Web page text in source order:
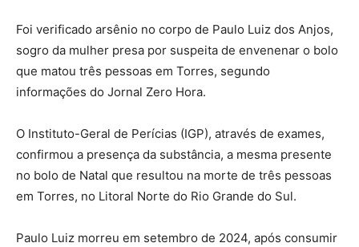
Foi verificado arsênio no corpo de Paulo Luiz dos Anjos,
sogro da mulher presa por suspeita de envenenar o bolo
que matou três pessoas em Torres, segundo
informações do Jornal Zero Hora.
O Instituto-Geral de Perícias (IGP), através de exames,
confirmou a presença da substância, a mesma presente
no bolo de Natal que resultou na morte de três pessoas
em Torres, no Litoral Norte do Rio Grande do Sul.
Paulo Luiz morreu em setembro de 2024, após consumir